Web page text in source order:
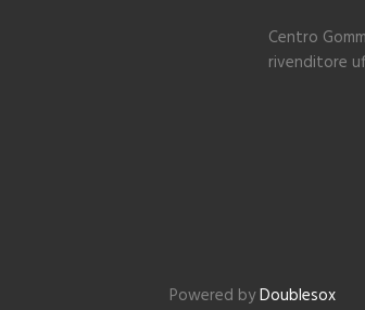
Centro
rivenditore
Powered byDoublesox